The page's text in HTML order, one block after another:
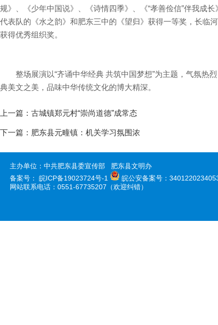
规》、
《少年中国说》、《诗情四季》、《“孝善俭信”伴我成长
代表队的《水之韵》和 肥东三中的 《望归》获得一等奖， 长临
获得优秀组织奖。
整场展演以“齐诵中华经典 共筑中国梦想”为主题，气氛热
典美文之美，品味中华传统文化的博大精深。
上一篇： 古城镇郑元村“崇尚道德”成常态
下一篇： 肥东县元疃镇：机关学习氛围浓
主办单位：中共肥东县委宣传部 肥东县文明办
备案号： 皖ICP备19023724号-1
皖公安备案号：
网站联系电话：0551-67735207（欢迎纠错）